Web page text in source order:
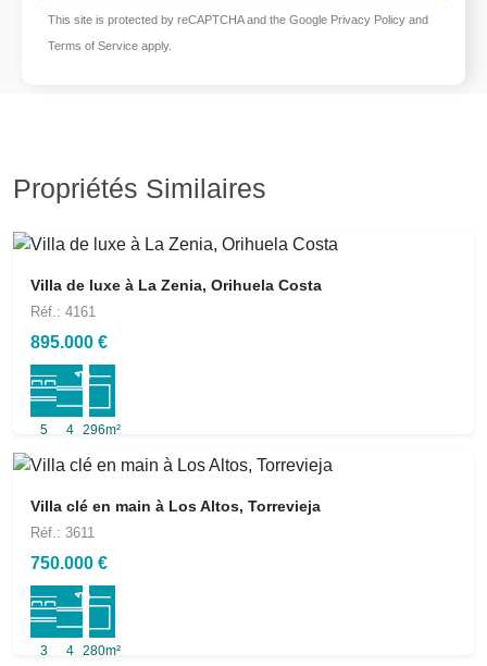
This site is protected by reCAPTCHA and the Google Privacy Policy and
Terms of Service apply.
Propriétés Similaires
Villa de luxe à La Zenia, Orihuela Costa
Réf.: 4161
895.000 €
5 4 296m²
Villa clé en main à Los Altos, Torrevieja
Réf.: 3611
750.000 €
3 4 280m²